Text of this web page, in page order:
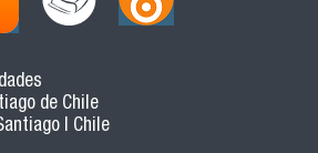
de Chile
| Chile